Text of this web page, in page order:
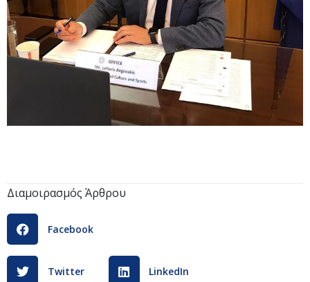
Διαμοιρασμός Άρθρου
Facebook
Twitter LinkedIn